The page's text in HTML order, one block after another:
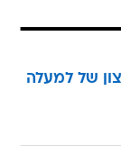
של למעלה